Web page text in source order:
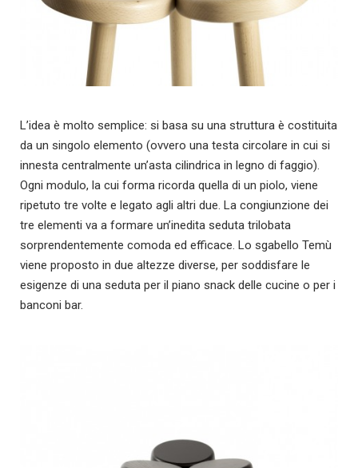
L’idea è molto semplice: si basa su una struttura è costituita
da un singolo elemento (ovvero una testa circolare in cui si
innesta centralmente un’asta cilindrica in legno di faggio).
Ogni modulo, la cui forma ricorda quella di un piolo, viene
ripetuto tre volte e legato agli altri due. La congiunzione dei
tre elementi va a formare un’inedita seduta trilobata
sorprendentemente comoda ed efficace. Lo sgabello Temù
viene proposto in due altezze diverse, per soddisfare le
esigenze di una seduta per il piano snack delle cucine o per i
banconi bar.